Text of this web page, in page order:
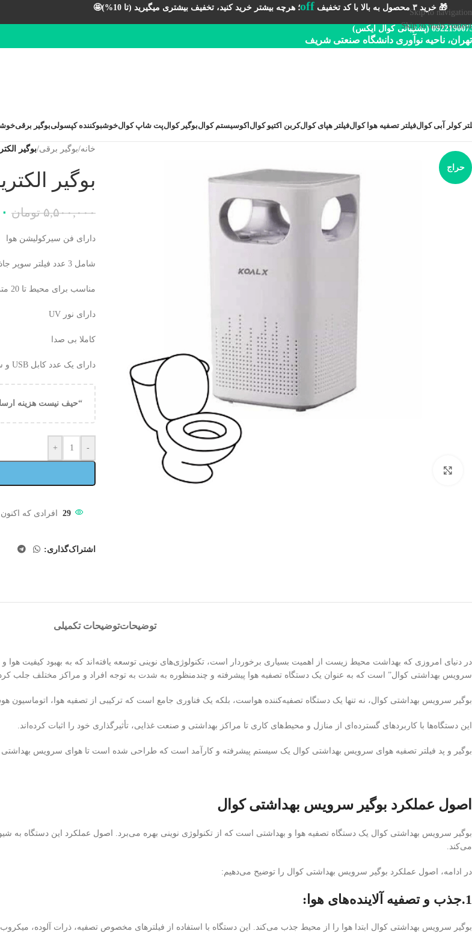
Skip to navigation
Skip to main content
🎁 خرید ۳ محصول به بالا با کد تخفیف off؛ هرچه بیشتر خرید کنید، تخفیف بیشتری میگیرید (تا 10%)🤩
(پشتیبانی کوال ایکس)
تهران، ناحیه نوآوری دانشگاه صنعتی شریف
کولر آبی کوالفیلتر تصفیه هوا کوالفیلتر هپای کوالکربن اکتیو کوال اکوسیستم کوالبوگیر کوالپت شاپ کوالخوشبوکننده کپسولیبوگیر برقی
حراج
خانه/بوگیر برقی/بوگیر
بوگیر
۵,۵۰۰,۰۰۰ تومان
دارای فن سیرکولیشن هوا
شامل 3 عدد فیلتر سوپر جاذب بوهای نامطبوع
مناسب برای محیط تا 20 مترمربع
دارای نور UV
کاملا بی صدا
دارای یک عدد کابل USB و سر شارژ
“حیف نیست هزینه
-
+
29 افرادی که
اشتراک‌گذاری:
توضیحاتتوضیحات تکمیلی
در دنیای امروزی که بهداشت محیط زیست از اهمیت بسیاری برخوردار است، تکنولوژی‌های نوینی توسعه یافته‌اند که به بهبود کیفیت
سرویس بهداشتی کوال” است که به عنوان یک دستگاه تصفیه هوا پیشرفته و چندمنظوره به شدت به توجه افراد و مراکز مختلف جلب
بوگیر سرویس بهداشتی کوال، نه تنها یک دستگاه تصفیه‌کننده هواست، بلکه یک فناوری جامع است که ترکیبی از تصفیه هوا،
این دستگاه‌ها با کاربردهای گسترده‌ای از منازل و محیط‌های کاری تا مراکز بهداشتی و صنعت غذایی، تأثیرگذاری خود را اثبات کرده‌اند.
بوگیر و پد فیلتر تصفیه هوای سرویس بهداشتی کوال یک سیستم پیشرفته و کارآمد است که طراحی شده است تا هوای سرویس بهداشتی
اصول عملکرد بوگیر سرویس بهداشتی کوال
بوگیر سرویس بهداشتی کوال یک دستگاه تصفیه هوا و بهداشتی است که از تکنولوژی نوینی بهره می‌برد. اصول عملکرد این دستگاه به
می‌کند.
در ادامه، اصول عملکرد بوگیر سرویس بهداشتی کوال را توضیح می‌دهیم:
1.جذب و تصفیه آلاینده‌های هوا :
بوگیر سرویس بهداشتی کوال ابتدا هوا را از محیط جذب می‌کند. این دستگاه با استفاده از فیلترهای مخصوص تصفیه، ذرات آلوده،